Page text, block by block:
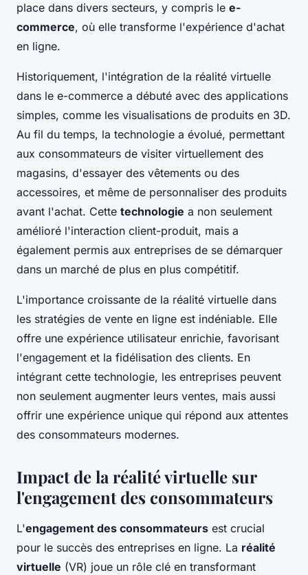
place dans divers secteurs, y compris le e-
commerce, où elle transforme l'expérience d'achat
en ligne.
Historiquement, l'intégration de la réalité virtuelle
dans le e-commerce a débuté avec des applications
simples, comme les visualisations de produits en 3D.
Au fil du temps, la technologie a évolué, permettant
aux consommateurs de visiter virtuellement des
magasins, d'essayer des vêtements ou des
accessoires, et même de personnaliser des produits
avant l'achat. Cette technologie a non seulement
amélioré l'interaction client-produit, mais a
également permis aux entreprises de se démarquer
dans un marché de plus en plus compétitif.
L'importance croissante de la réalité virtuelle dans
les stratégies de vente en ligne est indéniable. Elle
offre une expérience utilisateur enrichie, favorisant
l'engagement et la fidélisation des clients. En
intégrant cette technologie, les entreprises peuvent
non seulement augmenter leurs ventes, mais aussi
offrir une expérience unique qui répond aux attentes
des consommateurs modernes.
Impact de la réalité virtuelle sur
l'engagement des consommateurs
L'engagement des consommateurs est crucial
pour le succès des entreprises en ligne. La réalité
virtuelle (VR) joue un rôle clé en transformant